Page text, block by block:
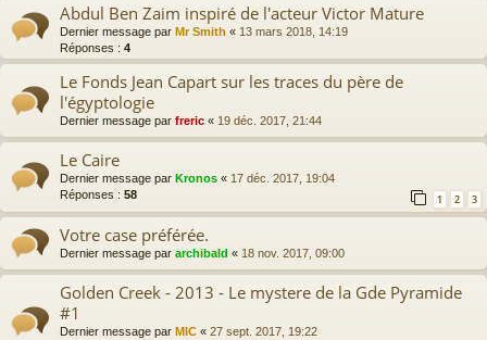
Abdul Ben Zaim inspiré de l'acteur Victor Mature
Dernier message par Mr Smith « 13 mars 2018, 14:19
Réponses : 4
Le Fonds Jean Capart sur les traces du père de
l'égyptologie
Dernier message par freric « 19 déc. 2017, 21:44
Le Caire
Dernier message par Kronos « 17 déc. 2017, 19:04
Réponses : 58 1 2 3
Votre case préférée.
Dernier message par archibald « 18 nov. 2017, 09:00
Golden Creek - 2013 - Le mystere de la Gde Pyramide
#1
Dernier message par MIC « 27 sept. 2017, 19:22